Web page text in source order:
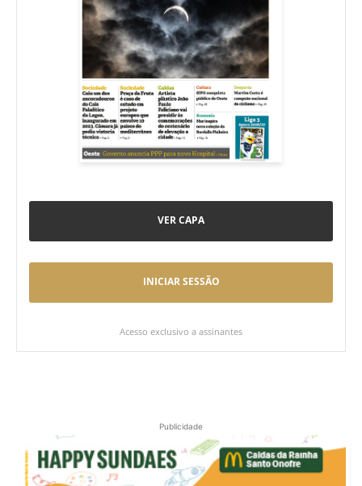
VER CAPA
INICIAR SESSÃO
Acesso exclusivo a assinantes
Publicidade